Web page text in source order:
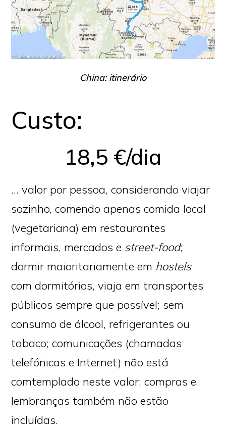
China: itinerário
Custo:
18,5 €/dia
… valor por pessoa, considerando viajar
sozinho, comendo apenas comida local
(vegetariana) em restaurantes
informais, mercados e street-food;
dormir maioritariamente em hostels
com dormitórios, viaja em transportes
públicos sempre que possível; sem
consumo de álcool, refrigerantes ou
tabaco; comunicações (chamadas
telefónicas e Internet) não está
comtemplado neste valor; compras e
lembranças também não estão
incluídas.